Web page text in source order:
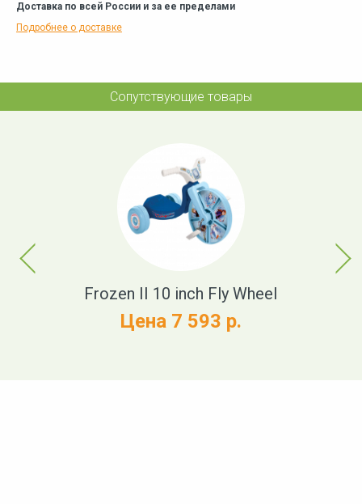
Доставка по всей России и за ее пределами
Подробнее о доставке
Сопутствующие товары
Previous
Frozen II 10 inch Fly Wheel
Цена 7 593 р.
Next